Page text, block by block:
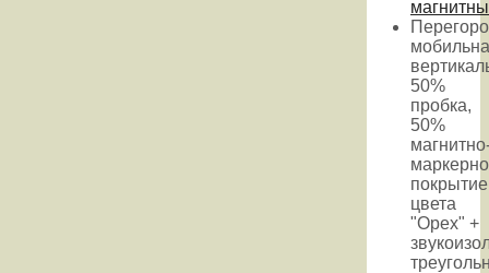
50%
пробка,
50%
цвета
"Орех" +